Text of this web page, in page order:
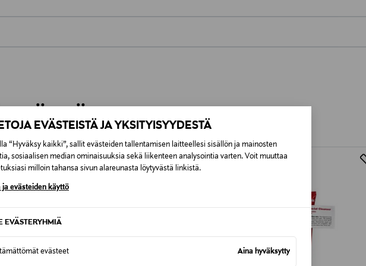
EVÄSTEISTÄ JA YKSITYISYYDESTÄ
“Hyväksy kaikki”, sallit evästeiden tallentamisen laitteellesi sisällön ja mainosten
sosiaalisen median ominaisuuksia sekä liikenteen analysointia varten. Voit muuttaa
milloin tahansa sivun alareunasta löytyvästä linkistä.
ja evästeiden käyttö
EVÄSTERYHMIÄ
evästeet Aina hyväksytty
7,90 €–50,00 € kuljetusyhtiöstä ja tuotteen koosta riippuen
Alk. 6,90 €, kun toimitus on saatavilla valittuun osoitteeseen.
NÄISTÄ